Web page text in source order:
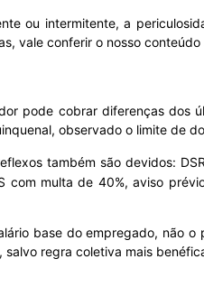
ou intermitente, a
vale conferir o nosso conteúdo
pode cobrar diferenças
observado o limite de
também são devidos:
com multa de 40%, aviso
base do empregado, não
salvo regra coletiva mais